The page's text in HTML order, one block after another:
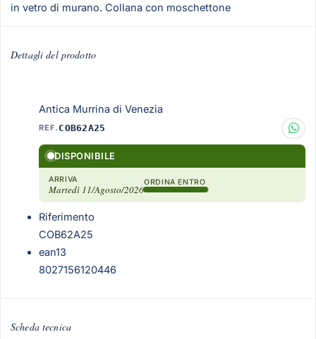
in vetro di murano. Collana con moschettone
Dettagli del prodotto
Antica Murrina di Venezia
REF. COB62A25
DISPONIBILE
ARRIVA
Martedì 11/Agosto/2026
ORDINA ENTRO
Riferimento
COB62A25
ean13
8027156120446
Scheda tecnica